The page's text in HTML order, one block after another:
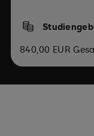
840,00 EUR